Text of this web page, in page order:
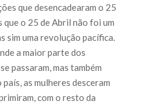
que desencadearam o 25
que o 25 de Abril não foi um
sim uma revolução pacífica.
a maior parte dos
passaram, mas também
as mulheres desceram
com o resto da